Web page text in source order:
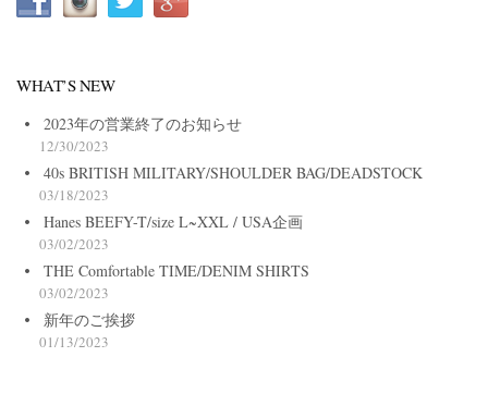
WHAT’S NEW
2023年の営業終了のお知らせ
12/30/2023
40s BRITISH MILITARY/SHOULDER BAG/DEADSTOCK
03/18/2023
Hanes BEEFY-T/size L~XXL / USA企画
03/02/2023
THE Comfortable TIME/DENIM SHIRTS
03/02/2023
新年のご挨拶
01/13/2023